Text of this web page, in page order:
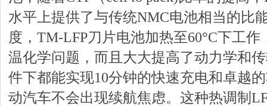
水平上提供了与传统NMC电池相当的比
度，TM-LFP刀片电池加热至60°C下工
温化学问题，而且大大提高了动力学和
件下都能实现10分钟的快速充电和卓越
动汽车不会出现续航焦虑。这种热调制